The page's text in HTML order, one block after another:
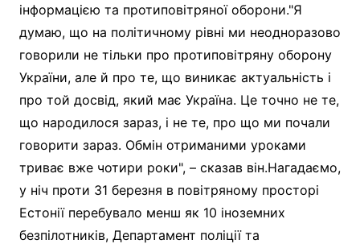
інформацією та протиповітряної оборони."Я
думаю, що на політичному рівні ми неодноразово
говорили не тільки про протиповітряну оборону
України, але й про те, що виникає актуальність і
про той досвід, який має Україна. Це точно не те,
що народилося зараз, і не те, про що ми почали
говорити зараз. Обмін отриманими уроками
триває вже чотири роки", – сказав він.Нагадаємо,
у ніч проти 31 березня в повітряному просторі
Естонії перебувало менш як 10 іноземних
безпілотників, Департамент поліції та